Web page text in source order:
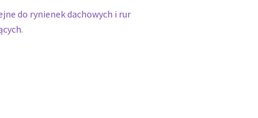
do rynienek dachowych i rur